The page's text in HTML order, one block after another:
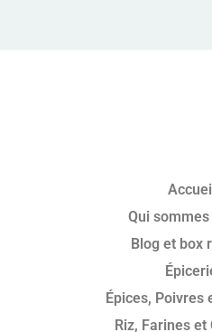
Qui
Blog et box
Épices, Poivres
Riz, Farines et